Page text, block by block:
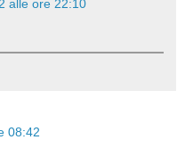
alle ore 22:10
08:42